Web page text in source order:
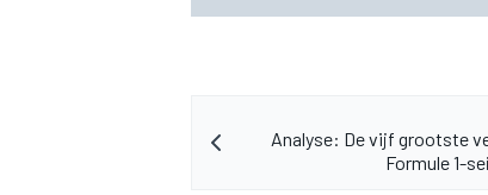
Analyse: De vijf grootste
Formule 1-